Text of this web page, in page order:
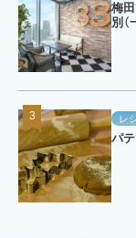
梅
別（
レ
パ